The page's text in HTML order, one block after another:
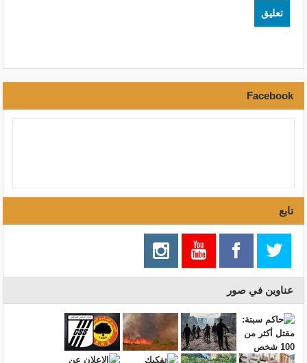
Facebook
تابع
عناوين في صور